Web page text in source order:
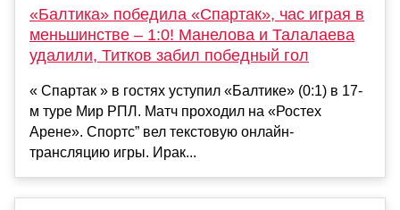
«Балтика» победила «Спартак», час играя в
меньшинстве – 1:0! Манелова и Талалаева
удалили, Титков забил победный гол
« Спартак » в гостях уступил «Балтике» (0:1) в 17-
м туре Мир РПЛ. Матч проходил на «Ростех
Арене». Спортс” вел текстовую онлайн-
трансляцию игры. Ирак...